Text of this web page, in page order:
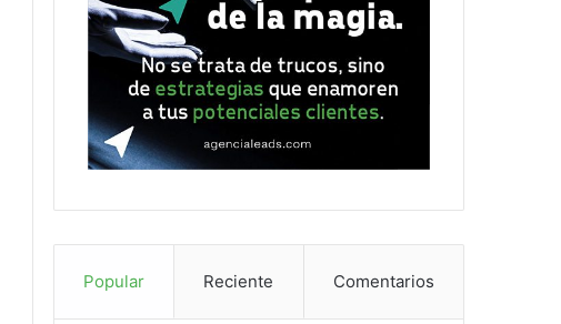
Popular Reciente Comentarios